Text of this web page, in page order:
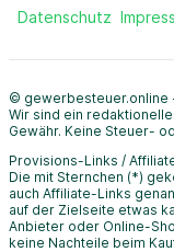
Datenschutz
© gewerbesteuer.online
Wir sind ein
Gewähr. Keine Steuer-
Provisions-Links /
Die mit Sternchen (*)
auch Affiliate-Links
auf der Zielseite etwas
Anbieter oder Online-
keine Nachteile beim